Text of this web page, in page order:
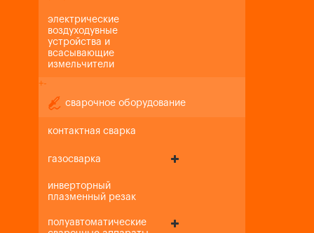
электрические
воздуходувные
устройства и
всасывающие
измельчители
+-
сварочное оборудование
контактная сварка
газосварка
инверторный
плазменный резак
полуавтоматические